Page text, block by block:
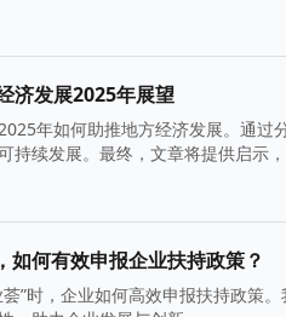
济发展2025年展望
年如何助推地方经济发展。通
持续发展。最终，文章将提供启示
如何有效申报企业扶持政策？
”时，企业如何高效申报扶持政策